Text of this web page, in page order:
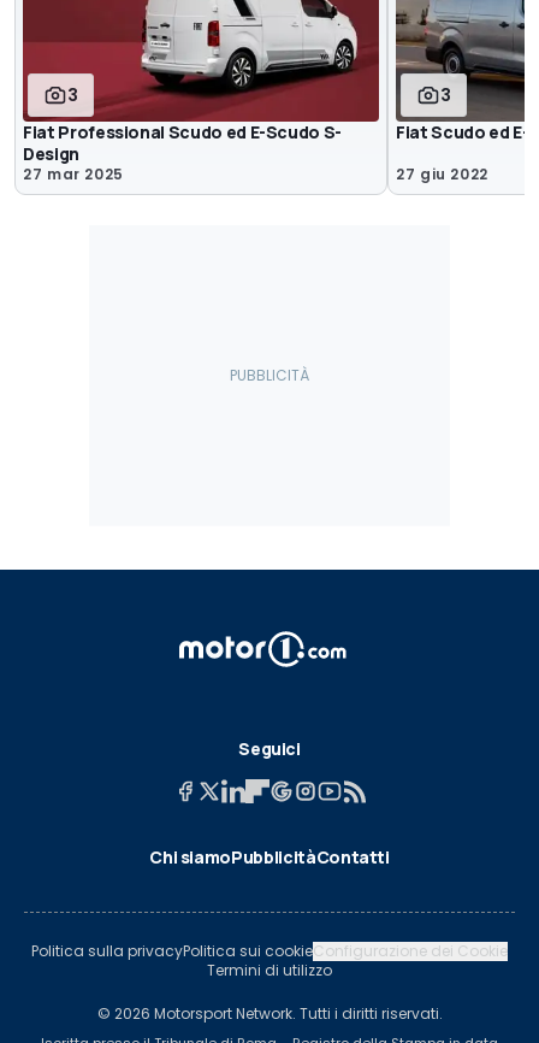
3
Fiat Professional Scudo ed E-Scudo S-
Design
27 mar 2025
3
Fiat Scudo ed E-
27 giu 2022
Seguici
Chi siamoPubblicitàContatti
Politica sulla privacyPolitica sui cookieConfigurazione dei Cookie
Termini di utilizzo
© 2026 Motorsport Network. Tutti i diritti riservati.